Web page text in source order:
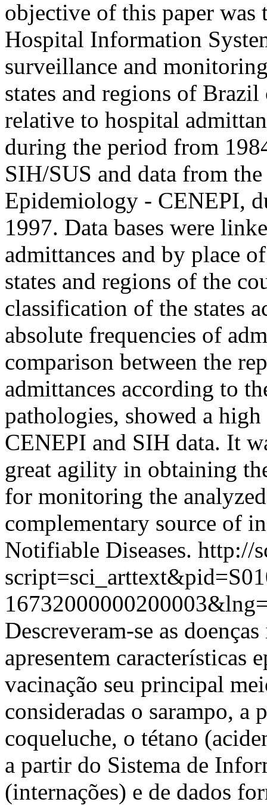
objective of this paper
Hospital Information
surveillance and
states and regions of
relative to hospital
during the period from
SIH/SUS and data from
Epidemiology - CENEPI,
1997. Data bases were
admittances and by place
states and regions of the
classification of the states
absolute frequencies of
comparison between the
admittances according to
pathologies, showed a
CENEPI and SIH data. It
great agility in obtaining
for monitoring the
complementary source of
Notifiable Diseases. http://
Descreveram-se as
apresentem características
vacinação seu principal
consideradas o sarampo,
coqueluche, o tétano
a partir do Sistema de
(internações) e de dados